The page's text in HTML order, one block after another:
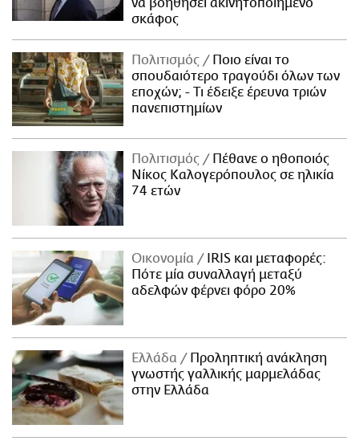
σκάφος
Πολιτισμός
Ποιο είναι το
σπουδαιότερο τραγούδι όλων των
εποχών; - Τι έδειξε έρευνα τριών
πανεπιστημίων
Πολιτισμός
Πέθανε ο ηθοποιός
Νίκος Καλογερόπουλος σε ηλικία
74 ετών
Οικονομία
IRIS και μεταφορές:
Πότε μία συναλλαγή μεταξύ
αδελφών φέρνει φόρο 20%
Ελλάδα
Προληπτική ανάκληση
γνωστής γαλλικής μαρμελάδας
στην Ελλάδα